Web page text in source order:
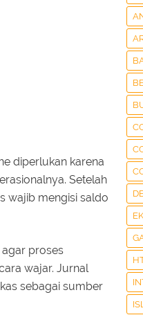
diperlukan karena
Setelah
wajib mengisi saldo
proses
wajar. Jurnal
sebagai sumber